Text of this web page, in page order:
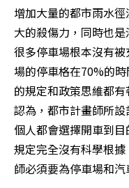
增加大量的都市雨水
大的殺傷力，同時也
很多停車場根本沒有
場的停車格在70%的
的規定和政策思維都
認為，都市計畫師所
個人都會選擇開車到
規定完全沒有科學根
師必須要為停車場和